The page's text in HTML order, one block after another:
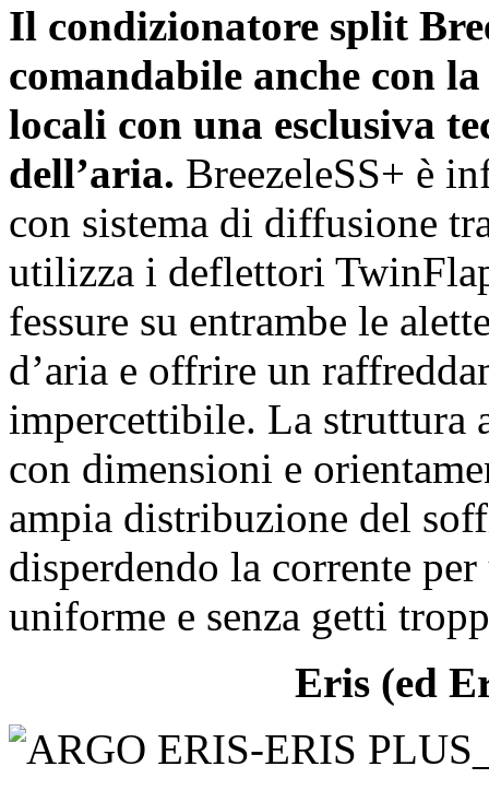
Il condizionatore split
comandabile anche con
locali con una esclusiva
dell’aria. BreezeleSS+ è
con sistema di diffusione
utilizza i deflettori
fessure su entrambe le
d’aria e offrire un
impercettibile. La struttura
con dimensioni e
ampia distribuzione del
disperdendo la corrente
uniforme e senza getti
Eris (ed